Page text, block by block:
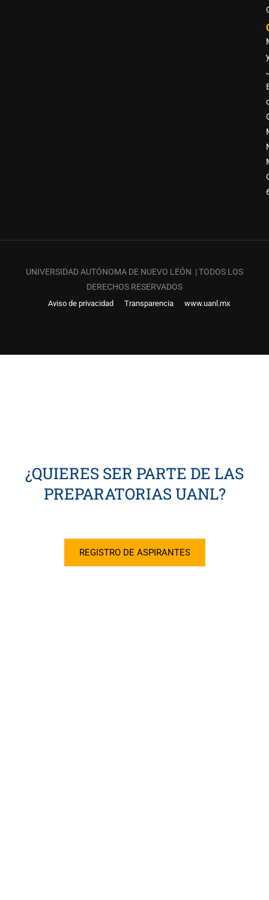
UNIVERSIDAD AUTÓNOMA DE NUEVO LEÓN | TODOS LOS
DERECHOS RESERVADOS
Aviso de privacidad Transparencia www.uanl.mx
¿QUIERES SER PARTE DE LAS
PREPARATORIAS UANL?
REGISTRO DE ASPIRANTES